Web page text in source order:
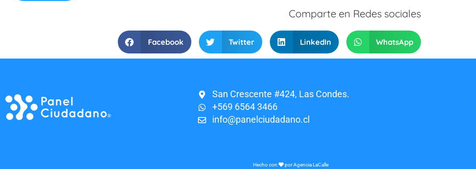
Comparte en Redes sociales
Facebook Twitter LinkedIn WhatsApp
San Crescente #424, Las Condes.
+569 6564 3466
info@panelciudadano.cl
Hecho con porAgencia LaCalle